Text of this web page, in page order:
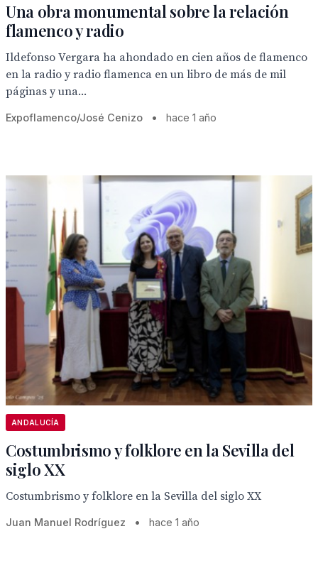
Una obra monumental sobre la relación
flamenco y radio
Ildefonso Vergara ha ahondado en cien años de flamenco
en la radio y radio flamenca en un libro de más de mil
páginas y una...
Expoflamenco/José Cenizo • hace 1 año
ANDALUCÍA
Costumbrismo y folklore en la Sevilla del
siglo XX
Costumbrismo y folklore en la Sevilla del siglo XX
Juan Manuel Rodríguez • hace 1 año